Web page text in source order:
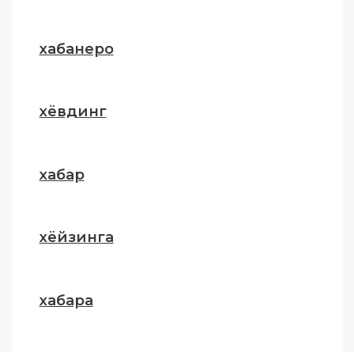
хабанеро
хёвдинг
хабар
хёйзинга
хабара